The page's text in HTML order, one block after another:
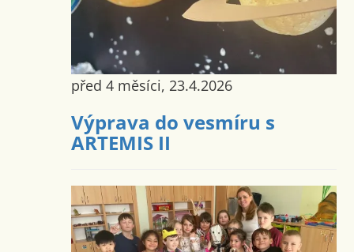
před 4 měsíci, 23.4.2026
Výprava do vesmíru s
ARTEMIS II